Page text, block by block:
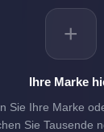
+
Ihre Marke
Sie Ihre Marke
Sie Tausende